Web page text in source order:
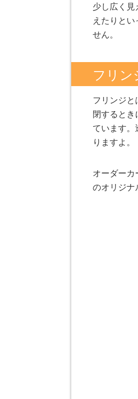
少し広く見
えたりと
せん。
フリン
フリンジと
閉すると
ています。
りますよ。
オーダーカ
のオリジナ